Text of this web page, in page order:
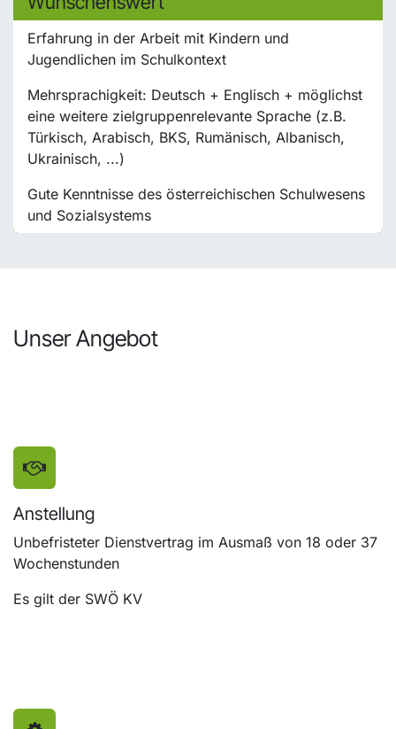
Erfahrung in der Arbeit mit Kindern und
Jugendlichen im Schulkontext
Mehrsprachigkeit: Deutsch + Englisch + möglichst
eine weitere zielgruppenrelevante Sprache (z.B.
Türkisch, Arabisch, BKS, Rumänisch, Albanisch,
Ukrainisch, ...)
Gute Kenntnisse des österreichischen Schulwesens
und Sozialsystems
Unser Angebot
Anstellung
Unbefristeter Dienstvertrag im Ausmaß von 18 oder 37
Wochenstunden
Es gilt der SWÖ KV